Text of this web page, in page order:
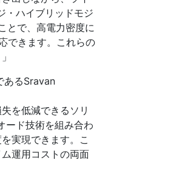
・ハイブリッドモジ
とで、高電力密度に
できます。これらの
あるSravan
を低減できるソリ
ード技術を組み合わ
実現できます。こ
運用コストの両面